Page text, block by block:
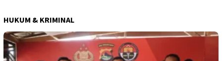
HUKUM & KRIMINAL